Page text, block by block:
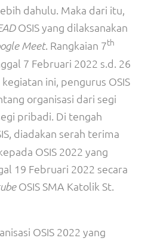
dahulu. Maka dari itu,
OSIS yang dilaksanakan
Meet. Rangkaian 7th
7 Februari 2022 s.d. 26
ini, pengurus OSIS
organisasi dari segi
pribadi. Di tengah
diadakan serah terima
OSIS 2022 yang
19 Februari 2022 secara
OSIS SMA Katolik St.
OSIS 2022 yang